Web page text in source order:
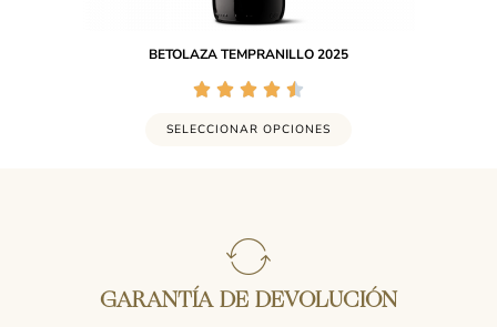
BETOLAZA TEMPRANILLO 2025
SELECCIONAR OPCIONES
GARANTÍA DE DEVOLUCIÓN